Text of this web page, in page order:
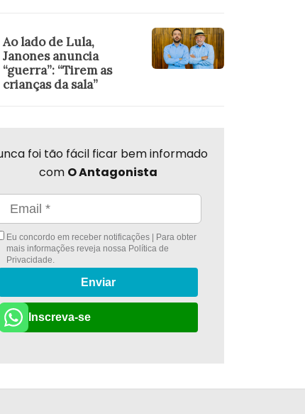
Ao lado de Lula,
Janones anuncia
“guerra”: “Tirem as
crianças da sala”
foi tão fácil ficar bem informado
com O Antagonista
Eu concordo em receber notificações | Para obter
mais informações reveja nossa Política de
Privacidade.
Enviar
Inscreva-se